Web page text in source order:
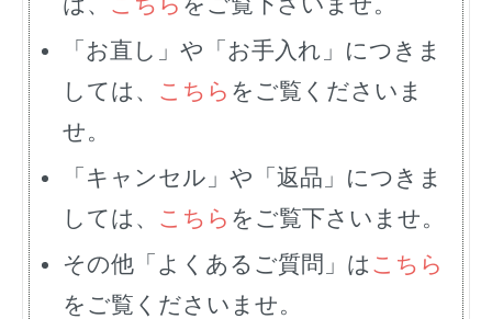
「お直し」や「お手入れ」につきま
しては、
こちら をご覧くださいま
せ。
「キャンセル」や「返品」につきま
しては、
こちら をご覧下さいませ。
その他「よくあるご質問」は こちら
をご覧くださいませ。